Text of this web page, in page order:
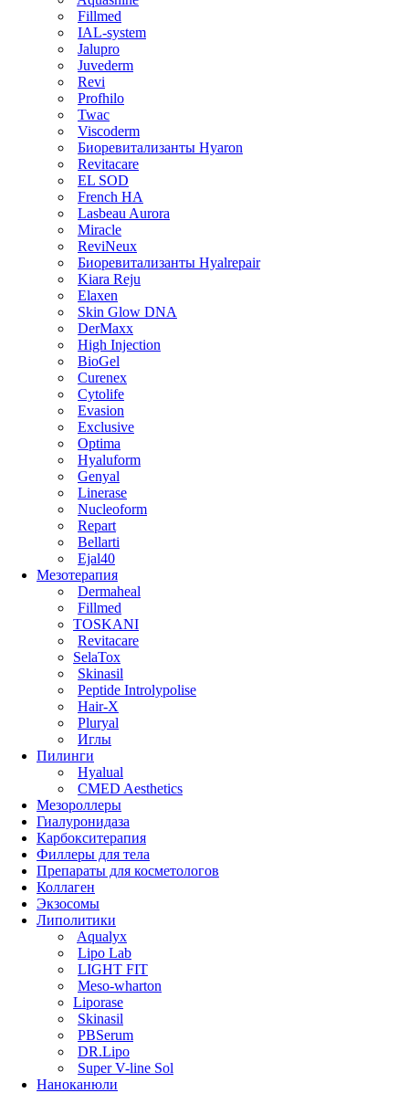
Fillmed
IAL-system
Jalupro
Juvederm
Revi
Profhilo
Twac
Viscoderm
Биоревитализанты Hyaron
Revitacare
EL SOD
French HA
Lasbeau Aurora
Miracle
ReviNeux
Биоревитализанты Hyalrepair
Kiara Reju
Elaxen
Skin Glow DNA
DerMaxx
High Injection
BioGel
Curenex
Cytolife
Evasion
Exclusive
Optima
Hyaluform
Genyal
Linerase
Nucleoform
Repart
Bellarti
Ejal40
Мезотерапия
Dermaheal
Fillmed
TOSKANI
Revitacare
SelaTox
Skinasil
Peptide Introlypolise
Hair-X
Pluryal
Иглы
Пилинги
Hyalual
CMED Aesthetics
Мезороллеры
Гиалуронидаза
Карбокситерапия
Филлеры для тела
Препараты для косметологов
Коллаген
Экзосомы
Липолитики
Aqualyx
Lipo Lab
LIGHT FIT
Meso-wharton
Liporase
Skinasil
PBSerum
DR.Lipo
Super V-line Sol
Наноканюли